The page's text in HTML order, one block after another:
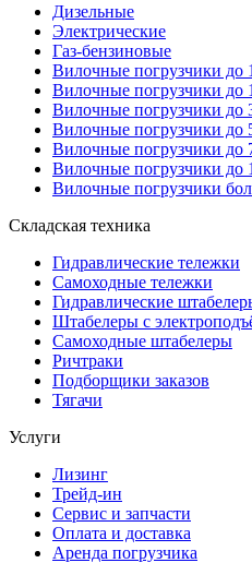
Дизельные
Электрические
Газ-бензиновые
Вилочные погрузчики до
Вилочные погрузчики до
Вилочные погрузчики до
Вилочные погрузчики до
Вилочные погрузчики до
Вилочные погрузчики до
Вилочные погрузчики
Складская техника
Гидравлические тележки
Самоходные тележки
Гидравлические
Штабелеры с
Самоходные штабелеры
Ричтраки
Подборщики заказов
Тягачи
Услуги
Лизинг
Трейд-ин
Сервис и запчасти
Оплата и доставка
Аренда погрузчика